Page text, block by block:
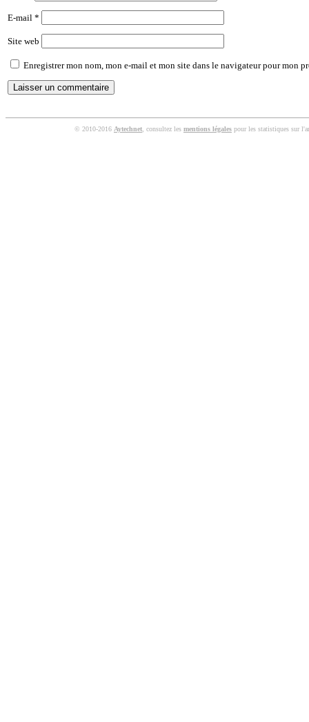
E-mail *
Site web
Enregistrer mon nom, mon e-mail et mon site dans le navigateur pour mon
© 2010-2016 Aytechnet , consultez les mentions légales pour les statistiques sur